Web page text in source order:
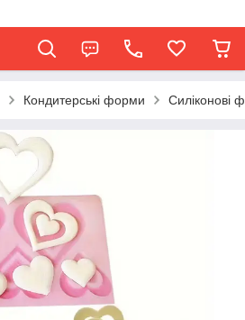
Кондитерські форми Силіконові